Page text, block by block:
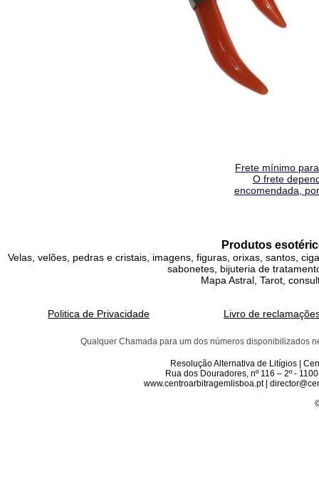
Frete mínimo
O frete
encomendada,
Produtos
Velas, velões, pedras e cristais, imagens, figuras, orixas, santos,
sabonetes, bijuteria de
Mapa Astral, Tarot,
Politica de Privacidade Livro de
Qualquer Chamada para um dos números disponibilizados
Resolução Alternativa de Litígios |
Rua dos Douradores, nº 116 – 2º -
www.centroarbitragemlisboa.pt |